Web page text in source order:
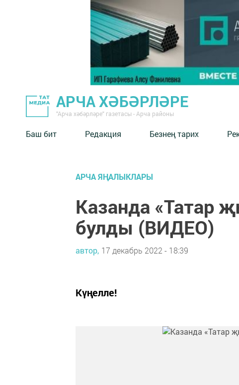
АРЧА ХӘБӘРЛӘРЕ
"Арча хәбәрләре" газетасы - Арча районы
Баш бит Редакция Безнең тарих
АРЧА ЯҢАЛЫКЛАРЫ
Казанда «Татар
булды (ВИДЕО)
автор, 17 декабрь 2022 - 18:39
Күңелле!